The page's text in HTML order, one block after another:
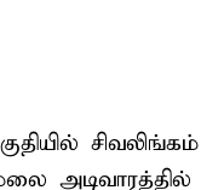
அடிவாரத்தில்